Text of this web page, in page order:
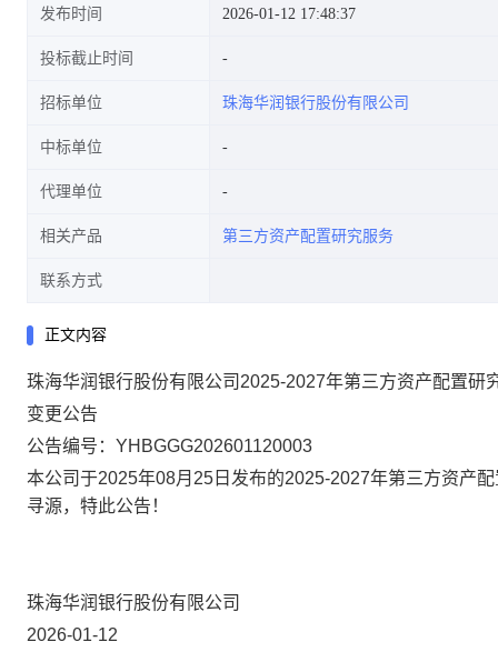
发布时间 2026-01-12 17:48:37
投标截止时间
招标单位 珠海华润银行股份有限公司
中标单位
代理单位
相关产品 第三方资产配置研究服务
联系方式
正文内容
珠海华润银行股份有限公司2025-2027年第三方资产配置研
变更公告
公告编号： YHBGGG202601120003
本公司于2025年08月25日发布的2025-2027年第三方资产
寻源，特此公告！
珠海华润银行股份有限公司
2026-01-12